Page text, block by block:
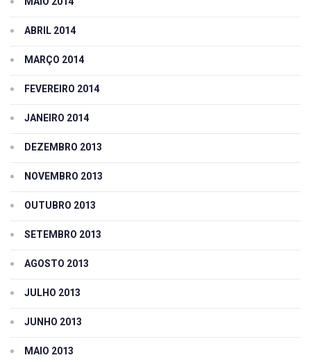
ABRIL 2014
MARÇO 2014
FEVEREIRO 2014
JANEIRO 2014
DEZEMBRO 2013
NOVEMBRO 2013
OUTUBRO 2013
SETEMBRO 2013
AGOSTO 2013
JULHO 2013
JUNHO 2013
MAIO 2013